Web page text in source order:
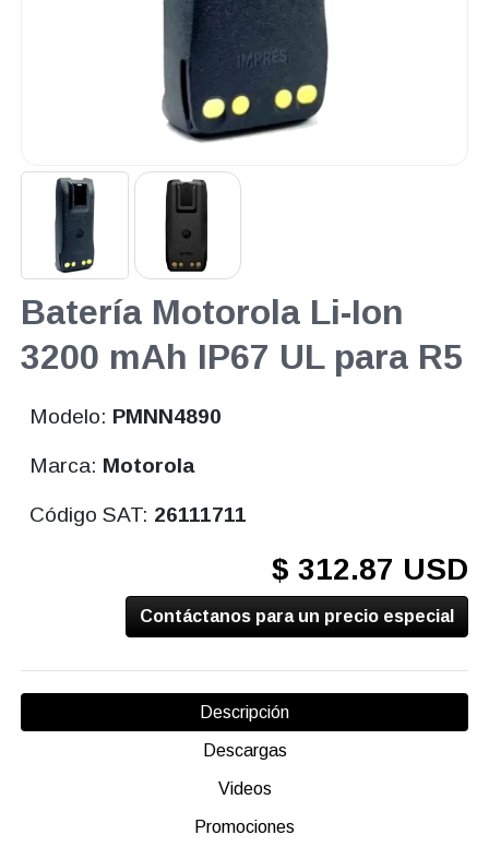
Batería Motorola Li-Ion
3200 mAh IP67 UL para R5
Modelo: PMNN4890
Marca: Motorola
Código SAT: 26111711
$ 312.87 USD
Contáctanos para un precio especial
Descripción
Descargas
Videos
Promociones